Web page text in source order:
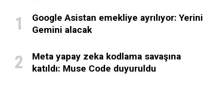
Google Asistan emekliye ayrılıyor: Yerini
Gemini alacak
Meta yapay zeka kodlama savaşına
katıldı: Muse Code duyuruldu